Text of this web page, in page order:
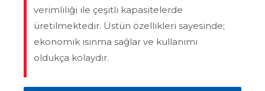
verimliliği ile çeşitli kapasitelerde
üretilmektedir. Üstün özellikleri sayesinde;
ekonomik ısınma sağlar ve kullanımı
oldukça kolaydır.